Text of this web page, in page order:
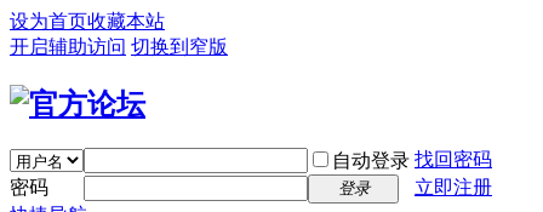
设为首页收藏本站
开启辅助访问 切换到窄版
自动登录 找回密码
密码
登录
立即注册